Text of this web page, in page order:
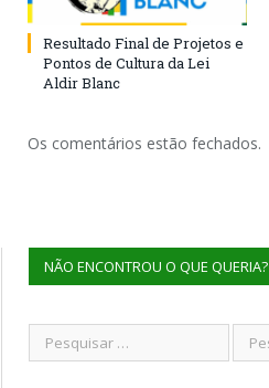
Resultado Final de Projetos e
Pontos de Cultura da Lei
Aldir Blanc
Os comentários estão fechados.
NÃO ENCONTROU O QUE QUERIA?